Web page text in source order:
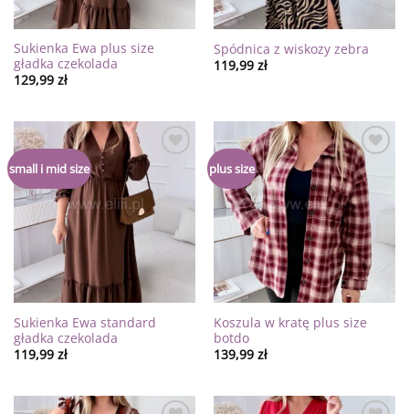
Sukienka Ewa plus size
gładka czekolada
129,99 zł
Spódnica z wiskozy zebra
119,99 zł
small i mid size
listy
życzeń
Sukienka Ewa standard
gładka czekolada
119,99 zł
plus size
Dodaj
do
listy
życzeń
Koszula w kratę plus size
botdo
139,99 zł